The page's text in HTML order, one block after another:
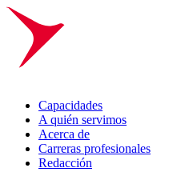
Capacidades
A quién servimos
Acerca de
Carreras profesionales
Redacción